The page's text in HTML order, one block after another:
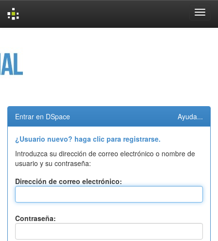
Entrar en DSpace Ayuda...
¿Usuario nuevo? haga clic para registrarse.
Introduzca su dirección de correo electrónico o nombre de
usuario y su contraseña:
Dirección de correo electrónico:
Contraseña: